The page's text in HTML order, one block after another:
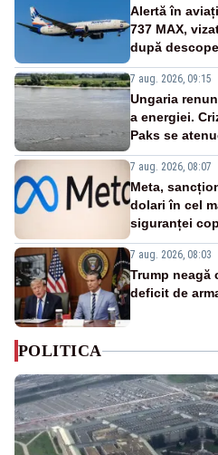
Alertă în
737 MAX,
după
7 aug. 2026, 09:15
Ungaria
a energiei.
Paks se
7 aug. 2026, 08:07
Meta,
dolari în cel
siguranței
7 aug. 2026, 08:03
Trump neagă
deficit de
POLITICA